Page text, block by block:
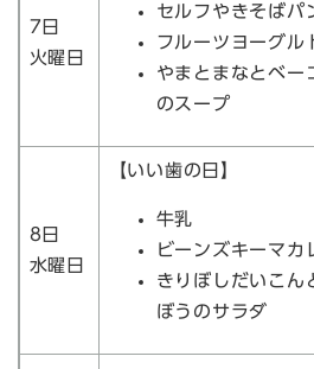
7日
火曜日
セルフやきそばパ
フルーツヨーグル
やまとまなとベー
のスープ
8日
水曜日
【いい歯の日】
牛乳
ビーンズキーマカ
きりぼしだいこん
ぼうのサラダ